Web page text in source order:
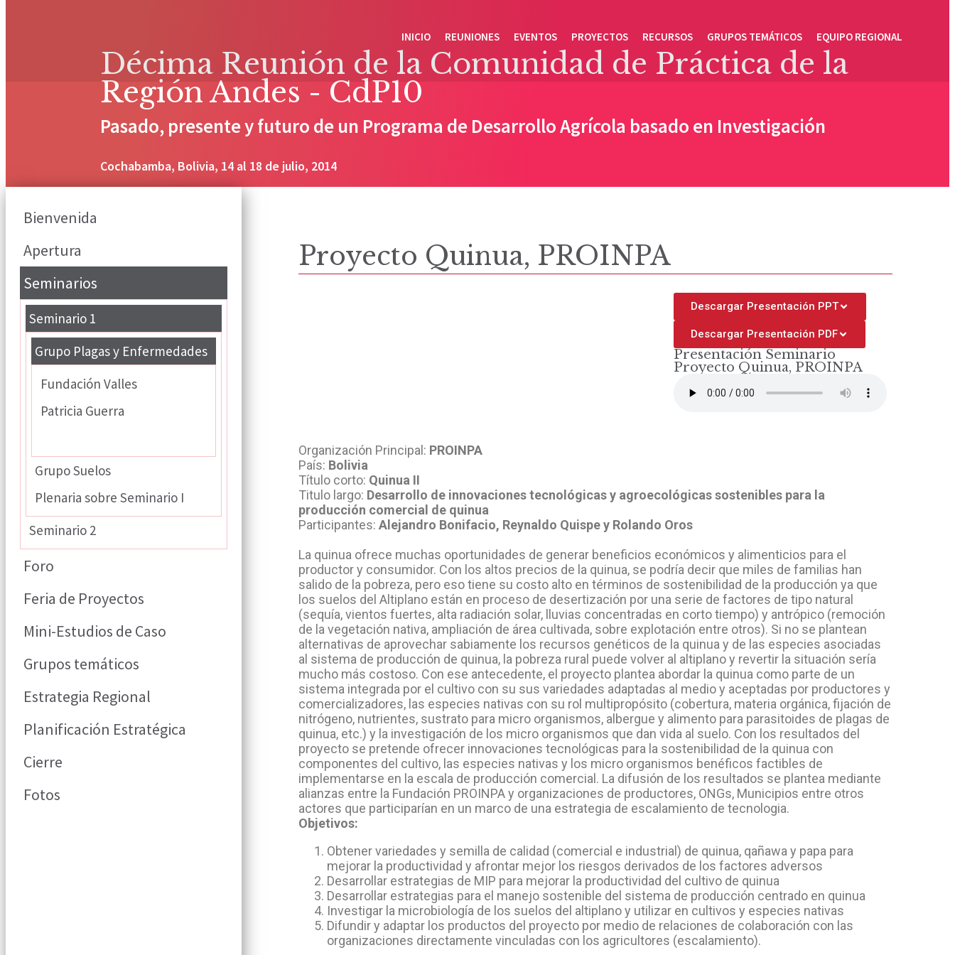
INICIO REUNIONES EVENTOS PROYECTOS RECURSOS GRUPOS TEMÁTICOS EQUIPO REGIONAL
Décima Reunión de la Comunidad de Práctica de la
Región Andes - CdP10
Pasado, presente y futuro de un Programa de Desarrollo Agrícola basado en Investigación
Cochabamba, Bolivia, 14 al 18 de julio, 2014
Bienvenida
Apertura
Seminarios
Seminario 1
Grupo Plagas y Enfermedades
Fundación Valles
Patricia Guerra
Grupo Suelos
Plenaria sobre Seminario I
Seminario 2
Foro
Feria de Proyectos
Mini-Estudios de Caso
Grupos temáticos
Estrategia Regional
Planificación Estratégica
Cierre
Fotos
Proyecto Quinua, PROINPA
Descargar Presentación PPT
Descargar Presentación PDF
Presentación Seminario
Proyecto Quinua, PROINPA
Organización Principal: PROINPA
País: Bolivia
Título corto: Quinua II
Titulo largo: Desarrollo de innovaciones tecnológicas y agroecológicas sostenibles para la
producción comercial de quinua
Participantes: Alejandro Bonifacio, Reynaldo Quispe y Rolando Oros
La quinua ofrece muchas oportunidades de generar beneficios económicos y alimenticios para el
productor y consumidor. Con los altos precios de la quinua, se podría decir que miles de familias han
salido de la pobreza, pero eso tiene su costo alto en términos de sostenibilidad de la producción ya que
los suelos del Altiplano están en proceso de desertización por una serie de factores de tipo natural
(sequía, vientos fuertes, alta radiación solar, lluvias concentradas en corto tiempo) y antrópico (remoción
de la vegetación nativa, ampliación de área cultivada, sobre explotación entre otros). Si no se plantean
alternativas de aprovechar sabiamente los recursos genéticos de la quinua y de las especies asociadas
al sistema de producción de quinua, la pobreza rural puede volver al altiplano y revertir la situación sería
mucho más costoso. Con ese antecedente, el proyecto plantea abordar la quinua como parte de un
sistema integrada por el cultivo con su sus variedades adaptadas al medio y aceptadas por productores y
comercializadores, las especies nativas con su rol multipropósito (cobertura, materia orgánica, fijación de
nitrógeno, nutrientes, sustrato para micro organismos, albergue y alimento para parasitoides de plagas de
quinua, etc.) y la investigación de los micro organismos que dan vida al suelo. Con los resultados del
proyecto se pretende ofrecer innovaciones tecnológicas para la sostenibilidad de la quinua con
componentes del cultivo, las especies nativas y los micro organismos benéficos factibles de
implementarse en la escala de producción comercial. La difusión de los resultados se plantea mediante
alianzas entre la Fundación PROINPA y organizaciones de productores, ONGs, Municipios entre otros
actores que participarían en un marco de una estrategia de escalamiento de tecnologia.
Objetivos:
Obtener variedades y semilla de calidad (comercial e industrial) de quinua, qañawa y papa para
mejorar la productividad y afrontar mejor los riesgos derivados de los factores adversos
Desarrollar estrategias de MIP para mejorar la productividad del cultivo de quinua
Desarrollar estrategias para el manejo sostenible del sistema de producción centrado en quinua
Investigar la microbiología de los suelos del altiplano y utilizar en cultivos y especies nativas
Difundir y adaptar los productos del proyecto por medio de relaciones de colaboración con las
organizaciones directamente vinculadas con los agricultores (escalamiento).